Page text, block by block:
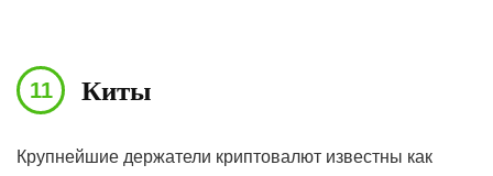
Киты
Крупнейшие держатели криптовалют известны как